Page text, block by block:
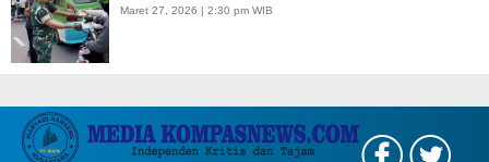
Maret 27, 2026 | 2:30 pm WIB